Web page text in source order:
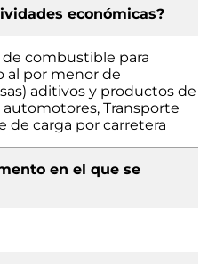
económicas?
combustible para
al por menor de
aditivos y productos de
Transporte
de carga por carretera
en el que se